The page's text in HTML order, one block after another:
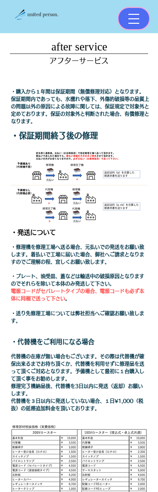
​after service​
​アフターサービス​
・購入から１年間は保証期間（無償修理対応）となります。
保証期間内であっても、水濡れや落下、外傷的破損等の品質上
の問題以外の原因による故障に関しては、保証規定で対象外と
定めております。保証の対象外と判断された場合、有償修理と
なります。
・保証期間終了後の修理
・発送について
・修理機を修理工場へ送る場合、元払いでの発送をお願い致
します。着払いで工場に届いた場合、御社へご請求となりま
すのでご理解の程、宜しくお願い致します。
・プレート、油受皿、蓋などは輸送中の破損原因となります
のでそれらを除いて本体のみ発送して下さい。
電源コードがセパレートタイプの場合、電源コードも必ず本
体に同梱で送って下さい。
​・送り先修理工場については弊社担当へご確認お願い致しま
す。
・代替機をご利用になる場合
代替機の在庫が無い場合もございます。その際は代替機が確
保出来るまでお待ち頂くか、代替機を利用せずに修理品を送
って頂くご対応となります。予備機として最初に１台購入し
て頂く事をお勧めします。
修理完了機納品後、代替機を3日以内に発送（返却）お願い
します。
代替機を３日以内に発送していない場合、１日¥1,000（税
抜）の延滞追加料金を頂いております。